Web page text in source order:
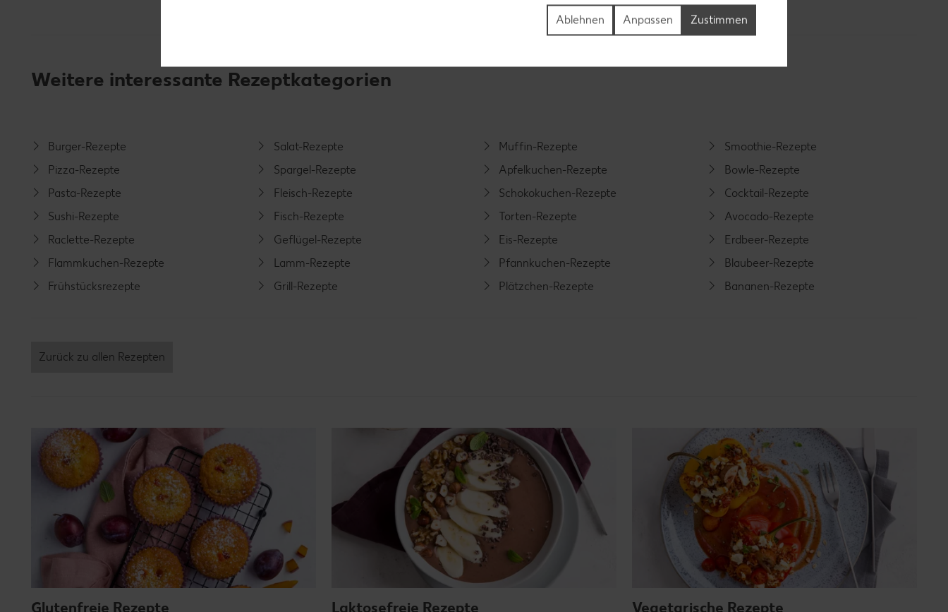
Weitere interessante Rezeptkategorien
Burger-Rezepte
Pizza-Rezepte
Pasta-Rezepte
Sushi-Rezepte
Raclette-Rezepte
Flammkuchen-Rezepte
Frühstücksrezepte
Salat-Rezepte
Spargel-Rezepte
Fleisch-Rezepte
Fisch-Rezepte
Geflügel-Rezepte
Lamm-Rezepte
Grill-Rezepte
Muffin-Rezepte
Apfelkuchen-Rezepte
Schokokuchen-Rezepte
Torten-Rezepte
Eis-Rezepte
Pfannkuchen-Rezepte
Plätzchen-Rezepte
Smoothie-Rezepte
Bowle-Rezepte
Cocktail-Rezepte
Avocado-Rezepte
Erdbeer-Rezepte
Blaubeer-Rezepte
Bananen-Rezepte
Zurück zu allen Rezepten
Glutenfreie Rezepte Laktosefreie Rezepte Vegetarische Rezepte
Zustimmen
Anpassen
Ablehnen